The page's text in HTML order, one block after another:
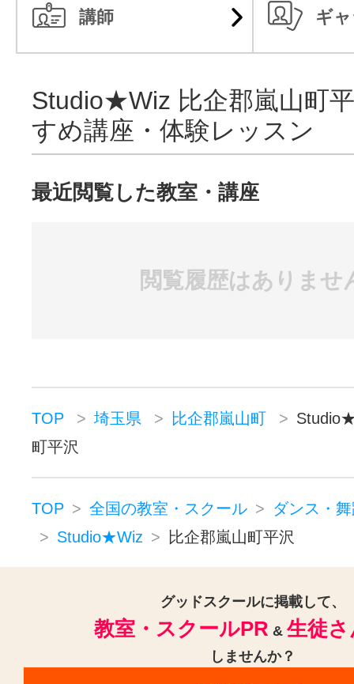
講師 ギ
Studio★Wiz 比企郡嵐山町
すめ講座・体験レッスン
最近閲覧した教室・講座
閲覧履歴はありませ
TOP 埼玉県 比企郡嵐山町
町平沢
TOP 全国の教室・スクール
ダンス・
Studio★Wiz
比企郡嵐山町平沢
グッドスクールに掲載して、
教室・スクールPR & 生徒
しませんか？